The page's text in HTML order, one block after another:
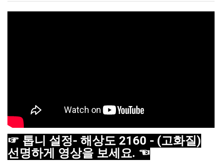
☞ 톱니 설정- 해상도 2160 - (고화질)
선명하게 영상을 보세요. ☜